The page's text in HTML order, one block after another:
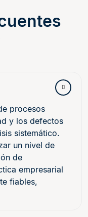
procesos
y los defectos
sistemático.
un nivel de
de
empresarial
fiables,